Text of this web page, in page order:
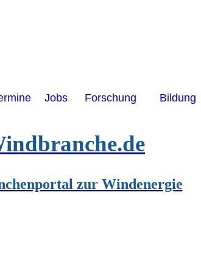
Jobs Forschung Bildung
zur Windenergie